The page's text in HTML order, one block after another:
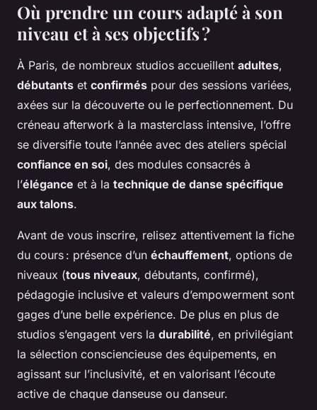
Où prendre un cours adapté à son
niveau et à ses objectifs ?
À Paris, de nombreux studios accueillent adultes,
débutants et confirmés pour des sessions variées,
axées sur la découverte ou le perfectionnement. Du
créneau afterwork à la masterclass intensive, l’offre
se diversifie toute l’année avec des ateliers spécial
confiance en soi, des modules consacrés à
l’élégance et à la technique de danse spécifique
aux talons.
Avant de vous inscrire, relisez attentivement la fiche
du cours : présence d’un échauffement, options de
niveaux (tous niveaux, débutants, confirmé),
pédagogie inclusive et valeurs d’empowerment sont
gages d’une belle expérience. De plus en plus de
studios s’engagent vers la durabilité, en privilégiant
la sélection consciencieuse des équipements, en
agissant sur l’inclusivité, et en valorisant l’écoute
active de chaque danseuse ou danseur.